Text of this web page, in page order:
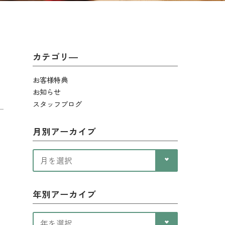
カテゴリ―
お客様特典
お知らせ
スタッフブログ
月別アーカイブ
年別アーカイブ